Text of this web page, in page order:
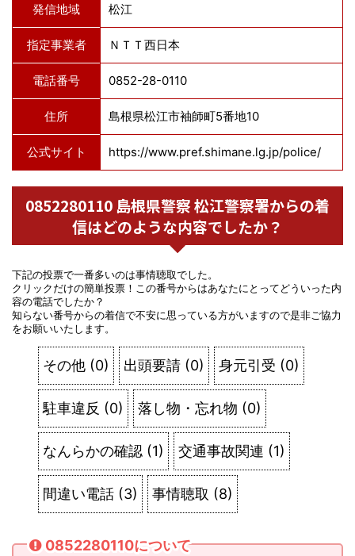
発信地域 松江
指定事業者 ＮＴＴ西日本
電話番号 0852-28-0110
住所 島根県松江市袖師町5番地10
公式サイト https://www.pref.shimane.lg.jp/police/
0852280110 島根県警察 松江警察署からの着
信はどのような内容でしたか？
下記の投票で一番多いのは事情聴取でした。
クリックだけの簡単投票！この番号からはあなたにとってどういった内
容の電話でしたか？
知らない番号からの着信で不安に思っている方がいますので是非ご協力
をお願いいたします。
その他 (0) 出頭要請 (0) 身元引受 (0)
駐車違反 (0) 落し物・忘れ物 (0)
なんらかの確認 (1) 交通事故関連 (1)
間違い電話 (3) 事情聴取 (8)
0852280110について